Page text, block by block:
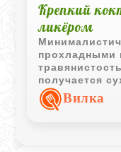
Крепкий
ликёром
прохладными
получается
хорошо
вечерней
Вилка